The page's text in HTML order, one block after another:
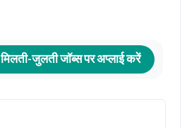
मिलती-जुलती जॉब्स पर अप्लाई करें